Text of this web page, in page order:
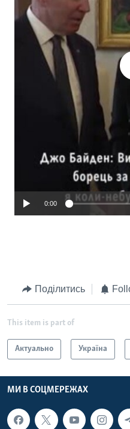
No media
0:00
Поділитись
This item is part of
Актуально Україна
МИ В СОЦМЕРЕЖАХ